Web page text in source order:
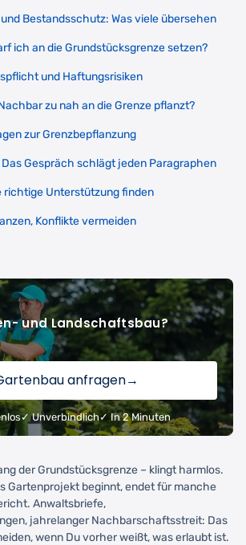
Bestandsschutz: Was viele übersehen
ich an die Grundstücksgrenze setzen?
und Haftungsrisiken
zu nah an die Grenze pflanzt?
zur Grenzbepflanzung
Gespräch schlägt jeden Paragraphen
richtige Unterstützung finden
Konflikte vermeiden
und Landschaftsbau?
anfragen→
✓ Unverbindlich ✓ In 2 Minuten
der Grundstücksgrenze – klingt harmlos.
Gartenprojekt beginnt, endet für manche
Anwaltsbriefe,
jahrelanger Nachbarschaftsstreit: Das
wenn Du vorher weißt, was erlaubt ist.